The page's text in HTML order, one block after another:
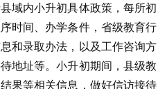
域内小升初具体政策，每所初
时间、办学条件，省级教育行
和录取办法，以及工作咨询方
地址等。小升初期间，县级教
果等相关信息，做好信访接待